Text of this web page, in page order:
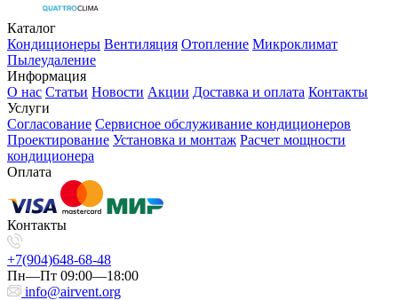
Каталог
Кондиционеры Вентиляция Отопление Микроклимат
Пылеудаление
Информация
О нас Статьи Новости Акции Доставка и оплата Контакты
Услуги
Согласование Сервисное обслуживание кондиционеров
Проектирование Установка и монтаж Расчет мощности
кондиционера
Оплата
Контакты
+7(904)648-68-48
Пн—Пт 09:00—18:00
info@airvent.org